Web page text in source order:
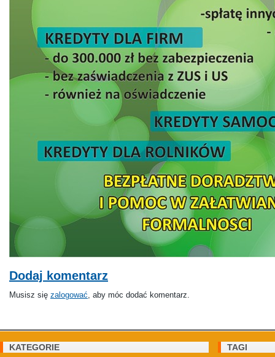
Dodaj komentarz
Musisz się zalogować , aby móc dodać komentarz.
KATEGORIE TAGI